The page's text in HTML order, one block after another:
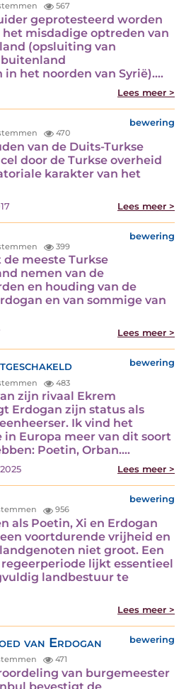
567
geprotesteerd worden
misdadige optreden van
(opsluiting van
het noorden van Syrië).…
Lees meer >
bewering
470
van de Duits-Turkse
door de Turkse overheid
karakter van het
Lees meer >
bewering
399
meeste Turkse
nemen van de
en houding van de
en van sommige van
Lees meer >
bewering
483
zijn rivaal Ekrem
Erdogan zijn status als
Ik vind het
Europa meer van dit soort
Poetin, Orban.…
Lees meer >
bewering
956
als Poetin, Xi en Erdogan
voortdurende vrijheid en
niet groot. Een
lijkt essentieel
landbestuur te
Lees meer >
van Erdogan bewering
471
van burgemeester